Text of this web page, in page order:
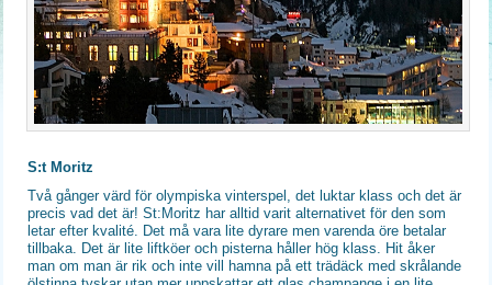
S:t Moritz
Två gånger värd för olympiska vinterspel, det luktar klass och det är
precis vad det är! St:Moritz har alltid varit alternativet för den som
letar efter kvalité. Det må vara lite dyrare men varenda öre betalar
tillbaka. Det är lite liftköer och pisterna håller hög klass. Hit åker
man om man är rik och inte vill hamna på ett trädäck med skrålande